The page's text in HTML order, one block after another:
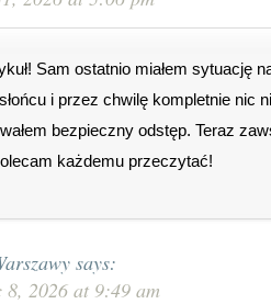
Sam ostatnio miałem sytuację
i przez chwilę kompletnie nic
bezpieczny odstęp. Teraz
każdemu przeczytać!
says:
8, 2026 at 9:49 am